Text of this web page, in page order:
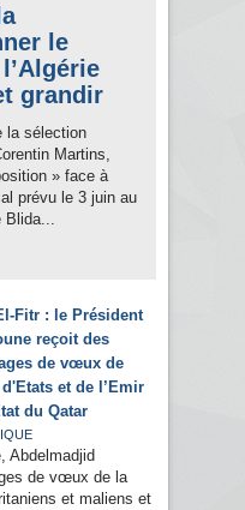
le
grandir
la sélection
Martins,
» face à
prévu le 3 juin au
Blida...
Fitr : le Président
reçoit des
de vœux de
et de l’Emir
du Qatar
Abdelmadjid
de vœux de la
et maliens et